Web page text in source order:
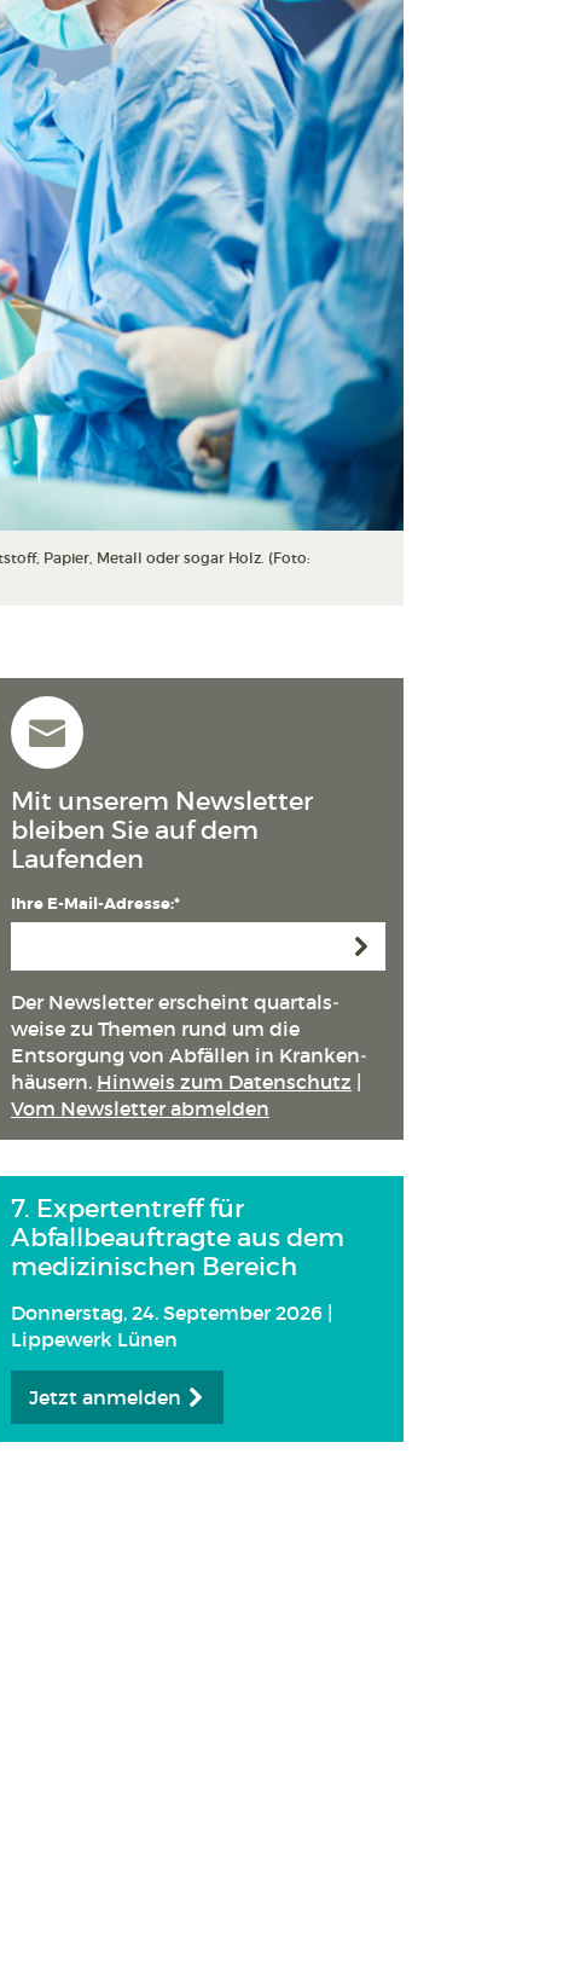
Papier, Metall oder sogar Holz. (Foto:
Mit unserem Newsletter
bleiben Sie auf dem
Laufenden
Ihre E-Mail-Adresse:*
Der Newsletter erscheint quartals­
weise zu Themen rund um die
Entsorgung von Abfällen in Kranken­
häusern. Hinweis zum Datenschutz
Vom Newsletter abmelden
7. Expertentreff für
Abfallbeauftragte aus dem
medizinischen Bereich
Donnerstag, 24. September 2026 |
Lippewerk Lünen
Jetzt anmelden